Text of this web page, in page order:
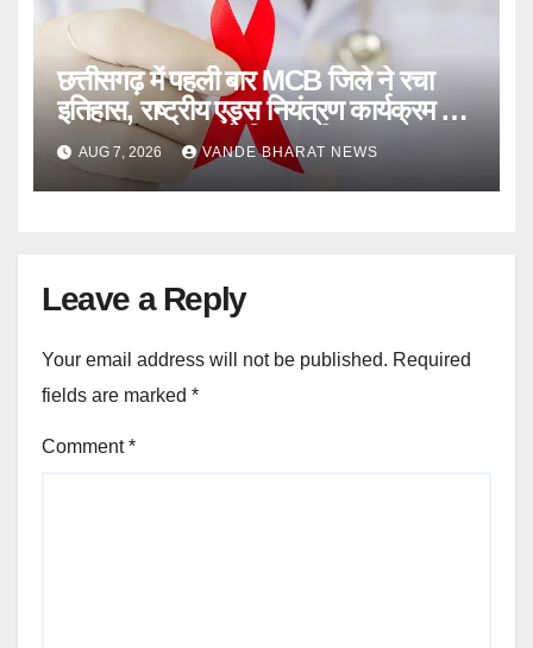
छत्तीसगढ़ में पहली बार MCB जिले ने रचा
इतिहास, राष्ट्रीय एड्स नियंत्रण कार्यक्रम के
95-95-95 लक्ष्य को किया हासिल
AUG 7, 2026 VANDE BHARAT NEWS
Leave a Reply
Your email address will not be published. Required
fields are marked *
Comment*